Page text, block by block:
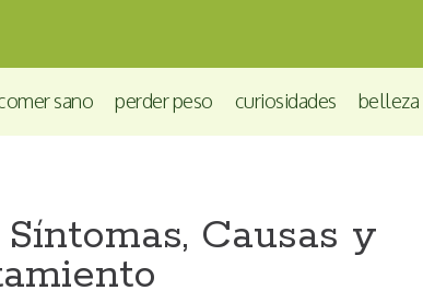
sano perder peso curiosidades belleza
Causas y